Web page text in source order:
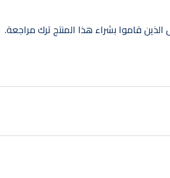
قاموا بشراء هذا المنتج ترك مراجعة.